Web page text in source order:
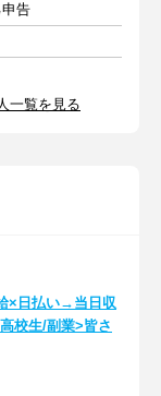
告
一覧を見る
×日払い→当日収
校生/副業>皆さ